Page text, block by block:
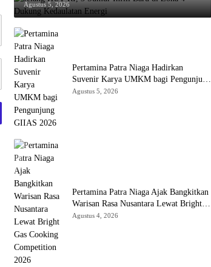
Agustus 5, 2026
Pertamina Patra Niaga Hadirkan
Suvenir Karya UMKM bagi Pengunjung
GIIAS 2026
Agustus 5, 2026
Pertamina Patra Niaga Ajak Bangkitkan
Warisan Rasa Nusantara Lewat Bright
Gas Cooking Competition 2026
Agustus 4, 2026